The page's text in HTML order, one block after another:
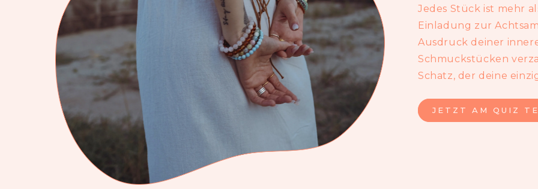
Jedes Stück ist mehr
Einladung zur
Ausdruck deiner
Schmuckstücken
Schatz, der deine
JETZT AM QUIZ